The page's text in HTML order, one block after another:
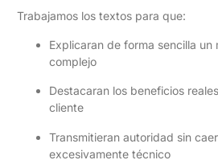
Trabajamos los textos para que:
Explicaran de forma sencilla un
complejo
Destacaran los beneficios
cliente
Transmitieran autoridad sin
excesivamente técnico